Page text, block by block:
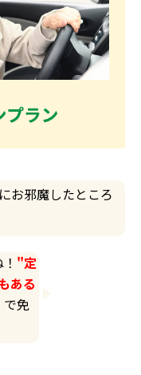
お邪魔したところ
"定
ある
免